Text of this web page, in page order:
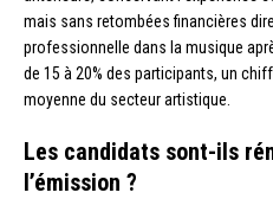
mais sans retombées financières
professionnelle dans la musique
de 15 à 20% des participants, un
moyenne du secteur artistique.
Les candidats sont-ils
l’émission ?